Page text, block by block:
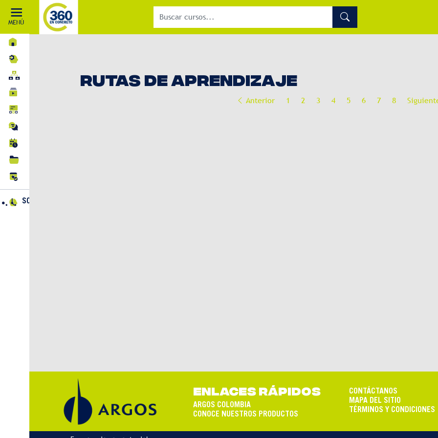
MENÚ
RUTAS DE APRENDIZAJE
SOPORTE
RUTAS DE APRENDIZAJE
Anterior 1 2 3 4 5 6 7 8
ENLACES RÁPIDOS
ARGOS COLOMBIA
CONOCE NUESTROS PRODUCTOS
CONTÁCTANOS
MAPA DEL SITIO
TÉRMINOS Y CONDICIONES